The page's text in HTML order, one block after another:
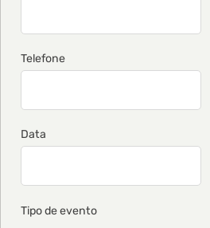
Telefone
Data
Tipo de evento